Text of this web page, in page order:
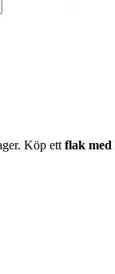
Köp ett flak med